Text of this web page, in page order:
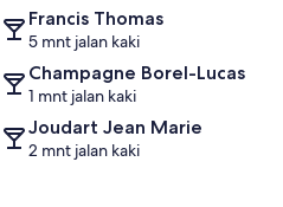
Francis Thomas
5 mnt jalan kaki
Champagne Borel-Lucas
1 mnt jalan kaki
Joudart Jean Marie
2 mnt jalan kaki